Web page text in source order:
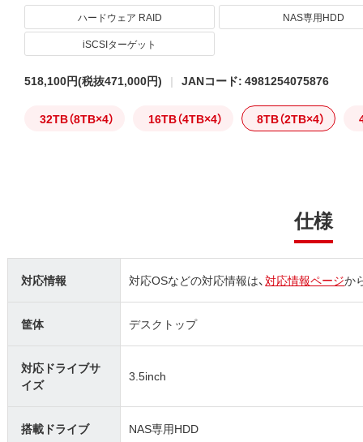
ハードウェア RAID
NAS専用HDD
iSCSIターゲット
518,100円(税抜471,000円) JANコード: 4981254075876
32TB（8TB×4） 16TB（4TB×4） 8TB（2TB×4）
仕様
対応情報 対応OSなどの対応情報は、対応情報ページか
筐体 デスクトップ
対応ドライブサ
イズ
3.5inch
搭載ドライブ NAS専用HDD